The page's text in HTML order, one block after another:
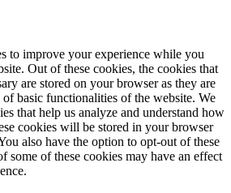
to improve your experience while you
Out of these cookies, the cookies that
are stored on your browser as they are
basic functionalities of the website. We
that help us analyze and understand how
cookies will be stored in your browser
also have the option to opt-out of these
some of these cookies may have an effect